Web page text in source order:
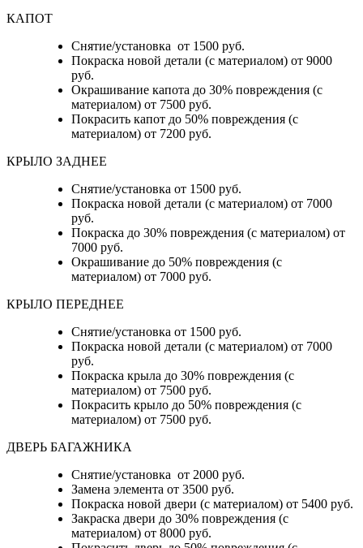
КАПОТ
Снятие/установка от 1500 руб.
Покраска новой детали (с материалом) от 9000
руб.
Окрашивание капота до 30% повреждения (с
материалом) от 7500 руб.
Покрасить капот до 50% повреждения (с
материалом) от 7200 руб.
КРЫЛО ЗАДНЕЕ
Снятие/установка от 1500 руб.
Покраска новой детали (с материалом) от 7000
руб.
Покраска до 30% повреждения (с материалом) от
7000 руб.
Окрашивание до 50% повреждения (с
материалом) от 7000 руб.
КРЫЛО ПЕРЕДНЕЕ
Снятие/установка от 1500 руб.
Покраска новой детали (с материалом) от 7000
руб.
Покраска крыла до 30% повреждения (с
материалом) от 7500 руб.
Покрасить крыло до 50% повреждения (с
материалом) от 7500 руб.
ДВЕРЬ БАГАЖНИКА
Снятие/установка от 2000 руб.
Замена элемента от 3500 руб.
Покраска новой двери (с материалом) от 5400 руб.
Закраска двери до 30% повреждения (с
материалом) от 8000 руб.